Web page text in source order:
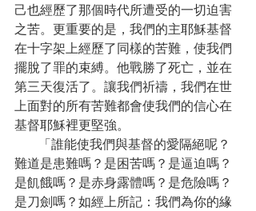
己也經歷了那個時代所遭受的一切迫害
之苦。更重要的是，我們的主耶穌基督
在十字架上經歷了同樣的苦難，使我們
擺脫了罪的束縛。他戰勝了死亡，並在
第三天復活了。讓我們祈禱，我們在世
上面對的所有苦難都會使我們的信心在
基督耶穌裡更堅強。
難道是患難嗎？是困苦嗎？是逼迫嗎？
是飢餓嗎？是赤身露體嗎？是危險嗎？
是刀劍嗎？如經上所記：我們為你的緣